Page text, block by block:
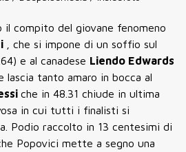
compito del giovane fenomeno
, che si impone di un soffio sul
e al canadese Liendo Edwards
lascia tanto amaro in bocca al
che in 48.31 chiude in ultima
in cui tutti i finalisti si
Podio raccolto in 13 centesimi di
Popovici mette a segno una